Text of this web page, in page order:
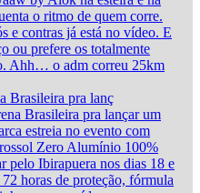
Brasileira pra lanç